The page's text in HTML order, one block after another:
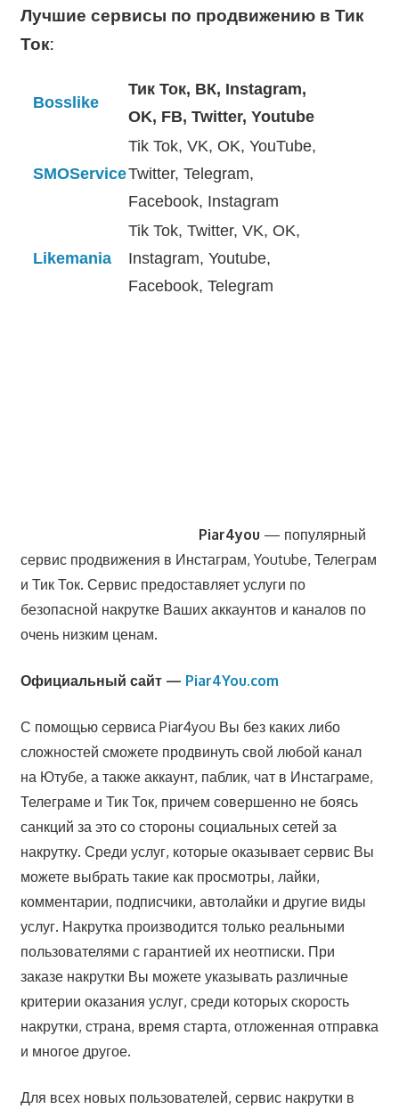
Лучшие сервисы по продвижению в Тик
Ток:
Bosslike
Тик Ток, ВК, Instagram,
OK, FB, Twitter, Youtube
SMOService
Tik Tok, VK, OK, YouTube,
Twitter, Telegram,
Facebook, Instagram
Likemania
Tik Tok, Twitter, VK, OK,
Instagram, Youtube,
Facebook, Telegram
Piar4you — популярный
сервис продвижения в Инстаграм, Youtube, Телеграм
и Тик Ток. Сервис предоставляет услуги по
безопасной накрутке Ваших аккаунтов и каналов по
очень низким ценам.
Официальный сайт — Piar4You.com
С помощью сервиса Piar4you Вы без каких либо
сложностей сможете продвинуть свой любой канал
на Ютубе, а также аккаунт, паблик, чат в Инстаграме,
Телеграме и Тик Ток, причем совершенно не боясь
санкций за это со стороны социальных сетей за
накрутку. Среди услуг, которые оказывает сервис Вы
можете выбрать такие как просмотры, лайки,
комментарии, подписчики, автолайки и другие виды
услуг. Накрутка производится только реальными
пользователями с гарантией их неотписки. При
заказе накрутки Вы можете указывать различные
критерии оказания услуг, среди которых скорость
накрутки, страна, время старта, отложенная отправка
и многое другое.
Для всех новых пользователей, сервис накрутки в